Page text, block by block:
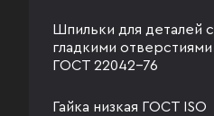
Шпильки для деталей с
гладкими отверстиями
ГОСТ 22042-76
Гайка низкая ГОСТ ISO